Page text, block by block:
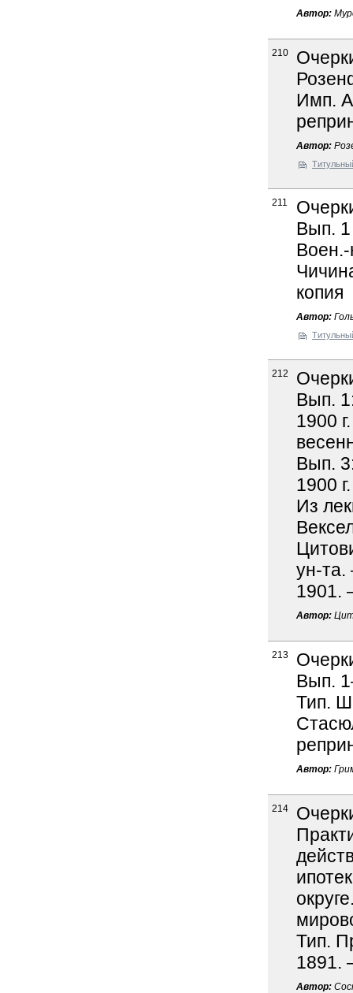
Автор:
210
Имп.
Автор:
211
Вып. 1
копия
Автор:
212
Вып.
1900
Вып.
1900
Из
ун-
1901.
Автор:
213
Вып.
Тип.
Автор:
214
Тип.
1891.
Автор: